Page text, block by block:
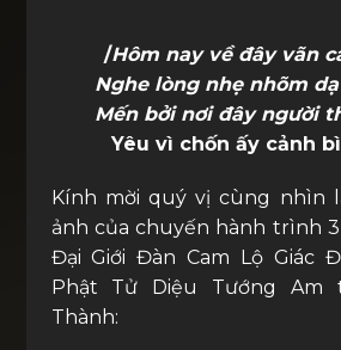
/Hôm nay về đây vãn
Nghe lòng nhẹ nhõm
Mến bởi nơi đây người
Yêu vì chốn ấy cảnh
Kính mời quý vị cùng nhìn
ảnh của chuyến hành trình
Đại Giới Đàn Cam Lộ Giác
Phật Tử Diệu Tướng Am
Thành: